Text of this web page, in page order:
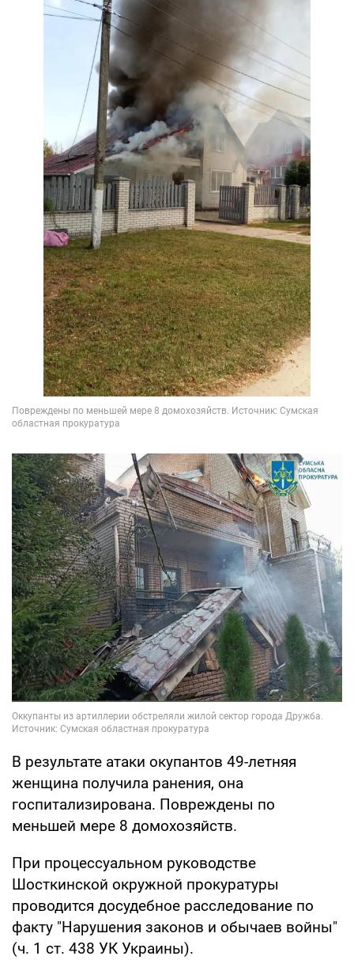
В результате атаки окупантов 49-летняя
женщина получила ранения, она
госпитализирована. Повреждены по
меньшей мере 8 домохозяйств.
При процессуальном руководстве
Шосткинской окружной прокуратуры
проводится досудебное расследование по
факту "Нарушения законов и обычаев войны"
(ч. 1 ст. 438 УК Украины).